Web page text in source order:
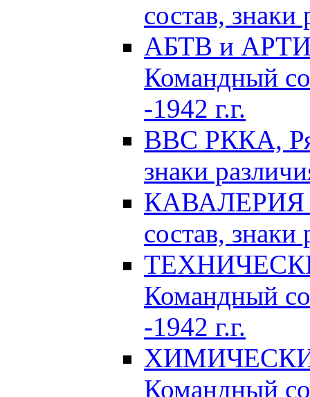
состав, знаки
АБТВ и
Командный
-1942 г.г.
ВВС РККА,
знаки
КАВАЛЕРИЯ
состав, знаки
Командный
-1942 г.г.
Командный